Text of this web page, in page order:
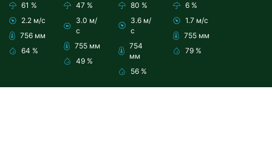
61 %
2.2 м/с
756 мм
64 %
47 %
3.0 м/
с
755 мм
49 %
80 %
3.6 м/
с
754
мм
56 %
6 %
1.7 м/с
755 мм
79 %